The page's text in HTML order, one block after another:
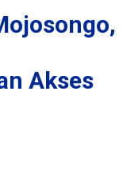
Akses